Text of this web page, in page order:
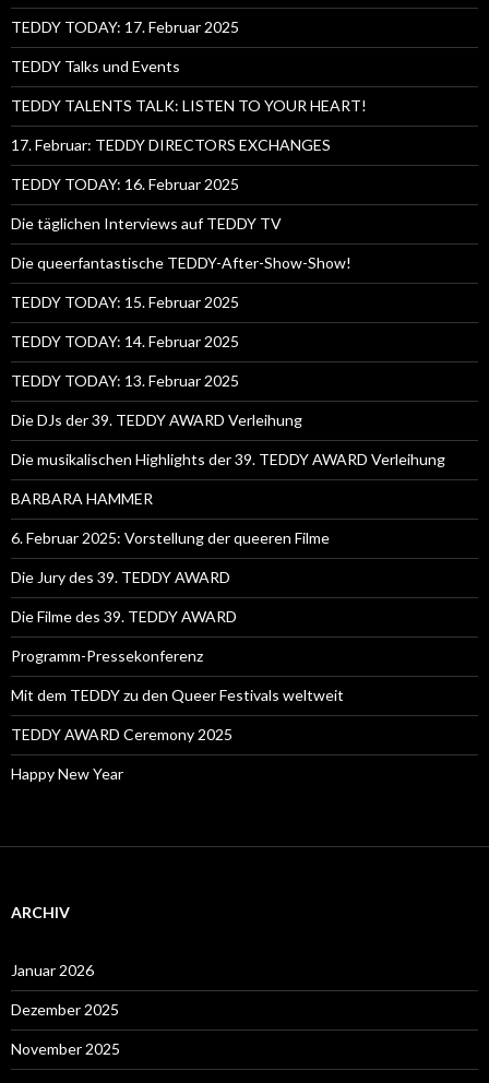
TEDDY TODAY: 17. Februar 2025
TEDDY Talks und Events
TEDDY TALENTS TALK: LISTEN TO YOUR HEART!
17. Februar: TEDDY DIRECTORS EXCHANGES
TEDDY TODAY: 16. Februar 2025
Die täglichen Interviews auf TEDDY TV
Die queerfantastische TEDDY-After-Show-Show!
TEDDY TODAY: 15. Februar 2025
TEDDY TODAY: 14. Februar 2025
TEDDY TODAY: 13. Februar 2025
Die DJs der 39. TEDDY AWARD Verleihung
Die musikalischen Highlights der 39. TEDDY AWARD Verleihung
BARBARA HAMMER
6. Februar 2025: Vorstellung der queeren Filme
Die Jury des 39. TEDDY AWARD
Die Filme des 39. TEDDY AWARD
Programm-Pressekonferenz
Mit dem TEDDY zu den Queer Festivals weltweit
TEDDY AWARD Ceremony 2025
Happy New Year
ARCHIV
Januar 2026
Dezember 2025
November 2025